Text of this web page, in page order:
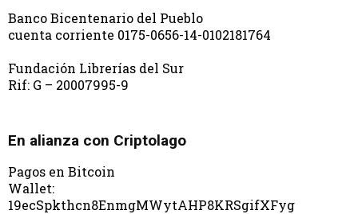
Banco Bicentenario del Pueblo
cuenta corriente 0175-0656-14-0102181764
Fundación Librerías del Sur
Rif: G – 20007995-9
En alianza con Criptolago
Pagos en Bitcoin
Wallet:
19ecSpkthcn8EnmgMWytAHP8KRSgifXFyg